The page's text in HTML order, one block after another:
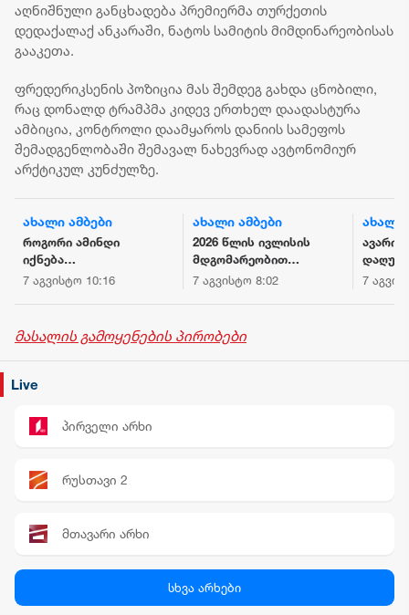
აღნიშნული განცხადება პრემიერმა თურქეთის
დედაქალაქ ანკარაში, ნატოს სამიტის მიმდინარეობისას
გააკეთა.
ფრედერიკსენის პოზიცია მას შემდეგ გახდა ცნობილი,
რაც დონალდ ტრამპმა კიდევ ერთხელ დაადასტურა
ამბიცია, კონტროლი დაამყაროს დანიის სამეფოს
შემადგენლობაში შემავალ ნახევრად ავტონომიურ
არქტიკულ კუნძულზე.
ახალი ამბები
როგორი ამინდი
იქნება
საქართველოს
7 აგვისტო 10:16
ახალი ამბები
2026 წლის ივლისის
მდგომარეობით
საქართველოს
რეზერვები 7.5
მილიარდ აშშ
7 აგვისტო 8:02
ახალი
ავარია
7
მასალის გამოყენების პირობები
Live
პირველი არხი
რუსთავი 2
მთავარი არხი
სხვა არხები